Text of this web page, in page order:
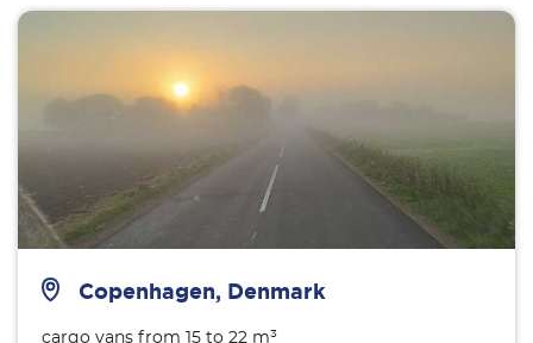
Copenhagen, Denmark
cargo vans from 15 to 22 m³